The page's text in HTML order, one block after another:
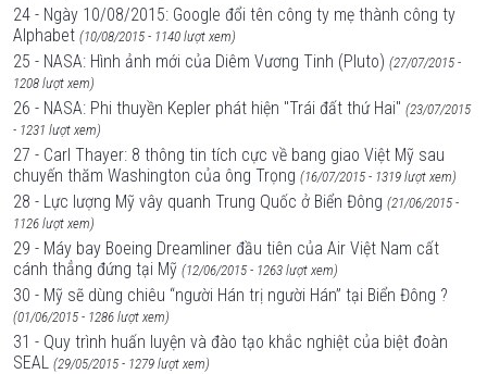
24 - Ngày 10/08/2015: Google đổi tên công ty mẹ thành công ty
Alphabet (10/08/2015 - 1140 lượt xem)
25 - NASA: Hình ảnh mới của Diêm Vương Tinh (Pluto) (27/07/2015 -
1208 lượt xem)
26 - NASA: Phi thuyền Kepler phát hiện "Trái đất thứ Hai" (23/07/2015
- 1231 lượt xem)
27 - Carl Thayer: 8 thông tin tích cực về bang giao Việt Mỹ sau
chuyến thăm Washington của ông Trọng (16/07/2015 - 1319 lượt xem)
28 - Lực lượng Mỹ vây quanh Trung Quốc ở Biển Đông (21/06/2015 -
1126 lượt xem)
29 - Máy bay Boeing Dreamliner đầu tiên của Air Việt Nam cất
cánh thẳng đứng tại Mỹ (12/06/2015 - 1263 lượt xem)
30 - Mỹ sẽ dùng chiêu “người Hán trị người Hán” tại Biển Đông ?
(01/06/2015 - 1286 lượt xem)
31 - Quy trình huấn luyện và đào tạo khắc nghiệt của biệt đoàn
SEAL (29/05/2015 - 1279 lượt xem)